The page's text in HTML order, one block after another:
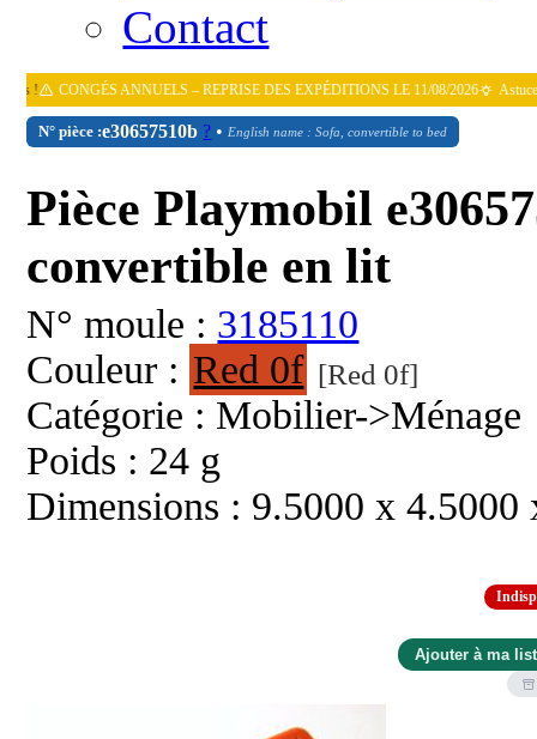
Contact
CONGÉS ANNUELS – REPRISE DES EXPÉDITIONS LE 11/08/2026 Astuce :
N° pièce :e30657510b ? •English name : Sofa, convertible to bed
Pièce Playmobil
convertible en lit
N° moule : 3185110
Couleur : Red 0f [Red 0f]
Catégorie : Mobilier->Ménage
Poids : 24 g
Dimensions : 9.5000 x 4.5000